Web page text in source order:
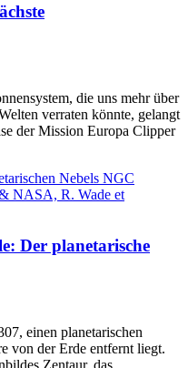
die uns mehr über
verraten könnte, gelangt
der Mission Europa Clipper
Der planetarische
einen planetarischen
von der Erde entfernt liegt.